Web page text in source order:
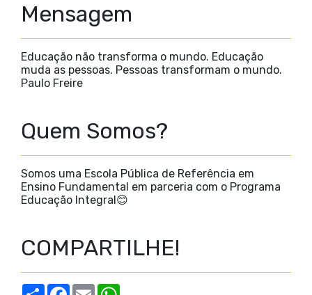
Mensagem
Educação não transforma o mundo. Educação
muda as pessoas. Pessoas transformam o mundo.
Paulo Freire
Quem Somos?
Somos uma Escola Pública de Referência em
Ensino Fundamental em parceria com o Programa
Educação Integral😊
COMPARTILHE!
S
F
E